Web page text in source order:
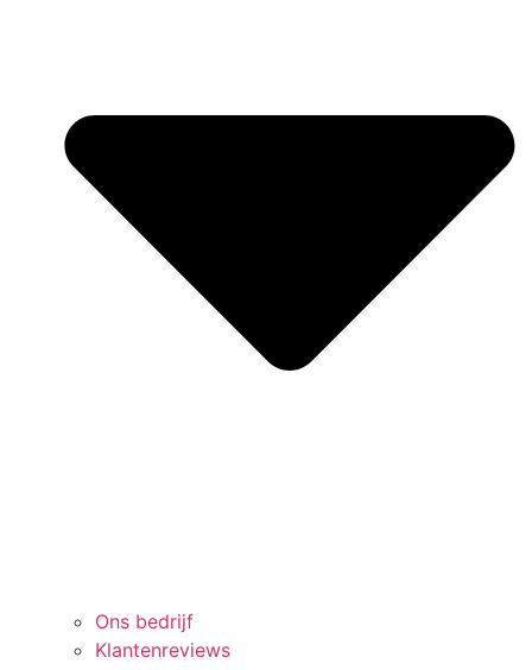
Ons bedrijf
Klantenreviews